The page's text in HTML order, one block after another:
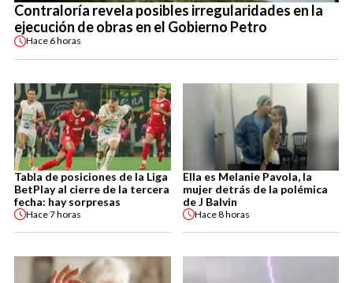
Contraloría revela posibles irregularidades en la
ejecución de obras en el Gobierno Petro
Hace 6 horas
Tabla de posiciones de la Liga
BetPlay al cierre de la tercera
fecha: hay sorpresas
Hace7 horas
Ella es Melanie Pavola, la
mujer detrás de la polémica
de J Balvin
Hace8 horas